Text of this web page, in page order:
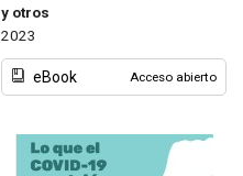
y otros
2023
eBook Acceso abierto